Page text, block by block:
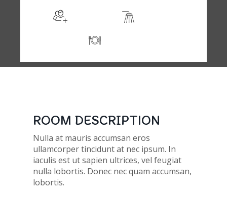
ROOM DESCRIPTION
Nulla at mauris accumsan eros
ullamcorper tincidunt at nec ipsum. In
iaculis est ut sapien ultrices, vel feugiat
nulla lobortis. Donec nec quam accumsan,
lobortis.